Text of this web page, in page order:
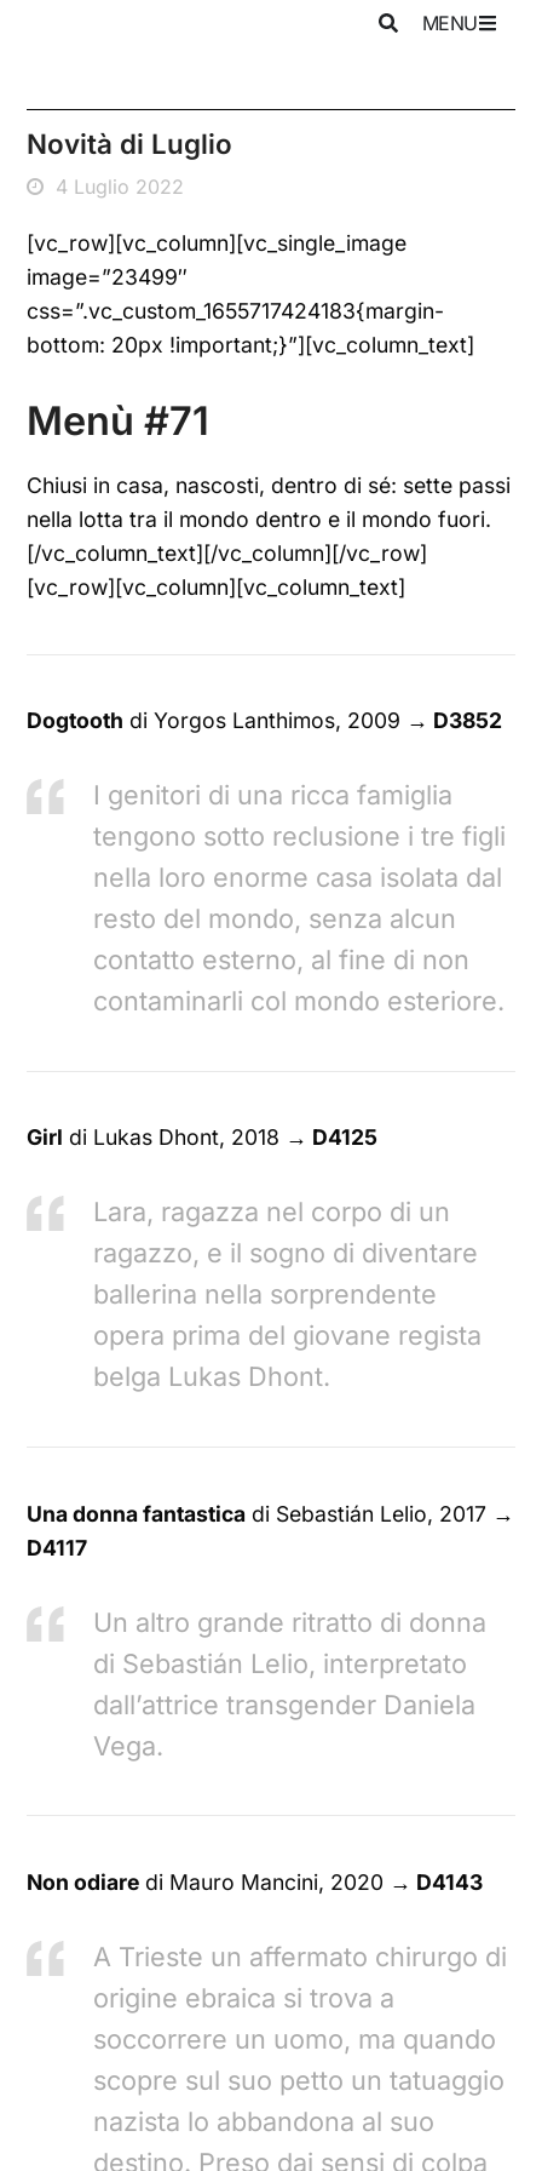
MENU
Novità di Luglio
4 Luglio 2022
[vc_row][vc_column][vc_single_image
image=”23499″
css=”.vc_custom_1655717424183{margin-
bottom: 20px !important;}”][vc_column_text]
Menù #71
Chiusi in casa, nascosti, dentro di sé: sette passi
nella lotta tra il mondo dentro e il mondo fuori.
[/vc_column_text][/vc_column][/vc_row]
[vc_row][vc_column][vc_column_text]
Dogtooth di Yorgos Lanthimos, 2009 → D3852
I genitori di una ricca famiglia
tengono sotto reclusione i tre figli
nella loro enorme casa isolata dal
resto del mondo, senza alcun
contatto esterno, al fine di non
contaminarli col mondo esteriore.
Girl di Lukas Dhont, 2018 → D4125
Lara, ragazza nel corpo di un
ragazzo, e il sogno di diventare
ballerina nella sorprendente
opera prima del giovane regista
belga Lukas Dhont.
Una donna fantastica di Sebastián Lelio, 2017 →
D4117
Un altro grande ritratto di donna
di Sebastián Lelio, interpretato
dall’attrice transgender Daniela
Vega.
Non odiare di Mauro Mancini, 2020 → D4143
A Trieste un affermato chirurgo di
origine ebraica si trova a
soccorrere un uomo, ma quando
scopre sul suo petto un tatuaggio
nazista lo abbandona al suo
destino. Preso dai sensi di colpa